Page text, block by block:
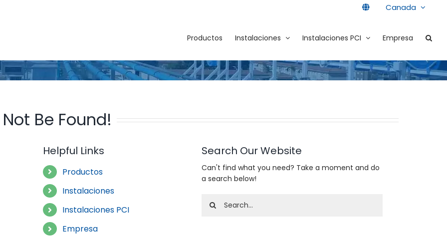
Canada
Productos Instalaciones Instalaciones PCI Empresa
Be Found!
Helpful Links
Productos
Instalaciones
Instalaciones PCI
Empresa
Search Our Website
Can't find what you need? Take a moment and do
a search below!
for: